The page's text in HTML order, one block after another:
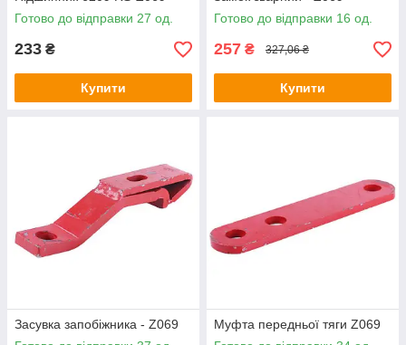
Готово до відправки 27 од.
233 ₴
Купити
Готово до відправки 16 од.
257 ₴ 327,06 ₴
Купити
Засувка запобіжника - Z069
Муфта передньої тяги Z069